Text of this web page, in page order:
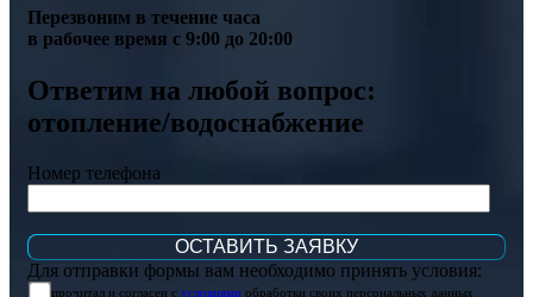
Перезвоним в течение часа
в рабочее время с 9:00 до 20:00
Ответим на любой вопрос:
отопление/водоснабжение
Номер телефона
Для отправки формы вам необходимо принять условия:
прочитал и согласен с условиями обработки своих персональных данных